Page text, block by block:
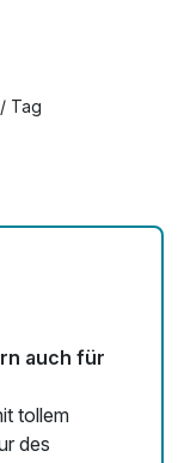
Tag
auch für
tollem
des